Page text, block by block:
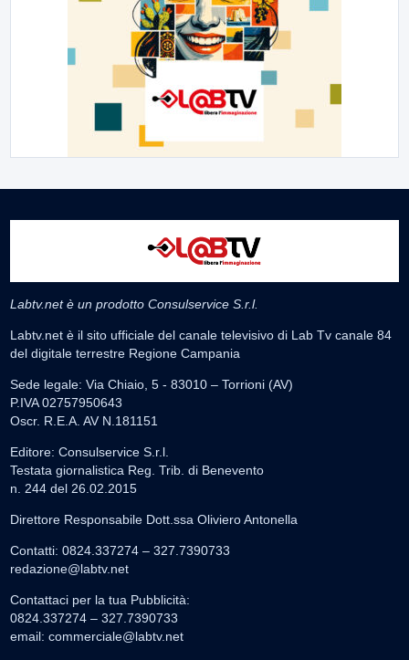
Labtv.net è un prodotto Consulservice S.r.l.
Labtv.net è il sito ufficiale del canale televisivo di Lab Tv canale 84
del digitale terrestre Regione Campania
Sede legale: Via Chiaio, 5 - 83010 – Torrioni (AV)
P.IVA 02757950643
Oscr. R.E.A. AV N.181151
Editore: Consulservice S.r.l.
Testata giornalistica Reg. Trib. di Benevento
n. 244 del 26.02.2015
Direttore Responsabile Dott.ssa Oliviero Antonella
Contatti: 0824.337274 – 327.7390733
redazione@labtv.net
Contattaci per la tua Pubblicità:
0824.337274 – 327.7390733
email: commerciale@labtv.net